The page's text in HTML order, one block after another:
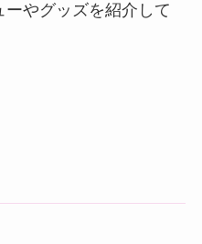
やグッズを紹介して